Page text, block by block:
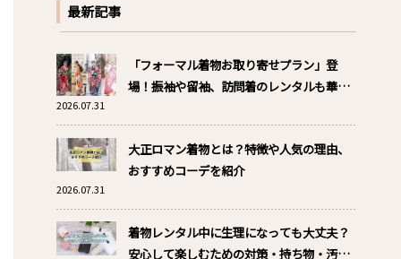
最新記事
「フォーマル着物お取り寄せプラン」登
場！振袖や留袖、訪問着のレンタルも華か
2026.07.31
大正ロマン着物とは？特徴や人気の理由、
おすすめコーデを紹介
2026.07.31
着物レンタル中に生理になっても大丈夫？
安心して楽しむための対策・持ち物・汚れ